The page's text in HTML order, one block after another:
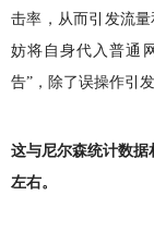
击率，从而引发流
妨将自身代入普通
告”，除了误操作引
这与尼尔森统计数
左右。